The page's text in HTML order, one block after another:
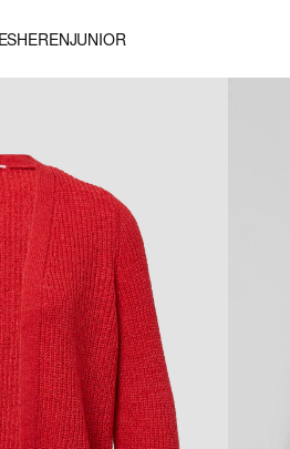
HERENJUNIOR